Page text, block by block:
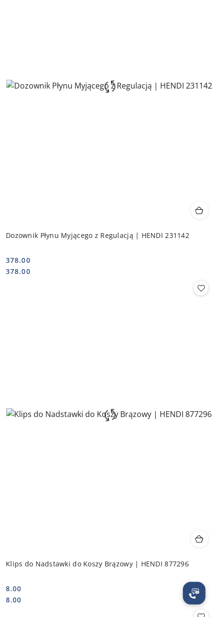
Dozownik Płynu Myjącego z Regulacją | HENDI 231142
Cena:
378.00
Cena:
378.00
Klips do Nadstawki do Koszy Brązowy | HENDI 877296
Cena:
8.00
Cena:
8.00